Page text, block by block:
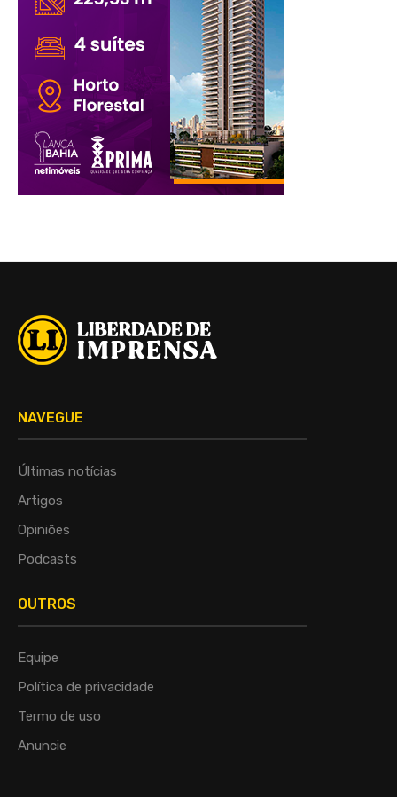
NAVEGUE
Últimas notícias
Artigos
Opiniões
Podcasts
OUTROS
Equipe
Política de privacidade
Termo de uso
Anuncie